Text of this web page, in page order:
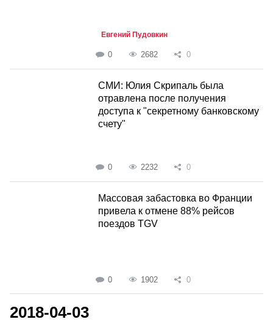
Евгений Пудовкин
0 2682 0
СМИ: Юлия Скрипаль была
отравлена после получения
доступа к "секретному банковскому
счету"
0 2232 0
Массовая забастовка во Франции
привела к отмене 88% рейсов
поездов TGV
0 1902 0
2018-04-03